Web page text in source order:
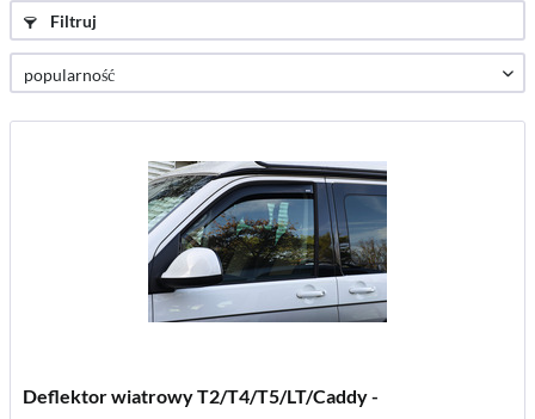
Filtruj
Deflektor wiatrowy T2/T4/T5/LT/Caddy -